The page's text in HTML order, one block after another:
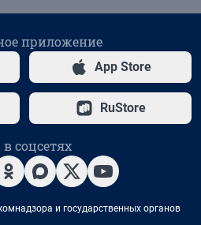
приложение
App Store
RuStore
соцсетях
и государственных органов